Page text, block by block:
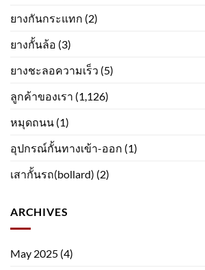
ยางกันกระแทก (2)
ยางกั้นล้อ (3)
ยางชะลอความเร็ว (5)
ลูกค้าของเรา (1,126)
หมุดถนน (1)
อุปกรณ์กั้นทางเข้า-ออก (1)
เสากั้นรถ(bollard) (2)
ARCHIVES
May 2025 (4)